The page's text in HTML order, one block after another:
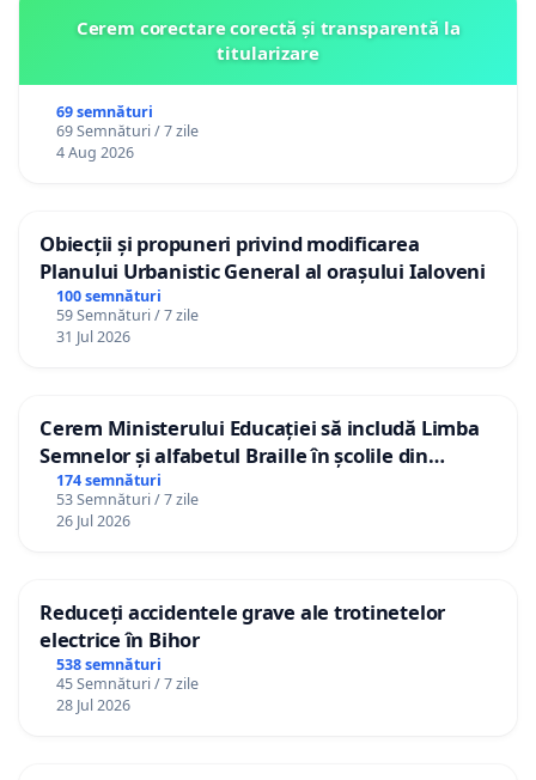
Cerem corectare corectă și transparentă la
titularizare
69 semnături
69 Semnături / 7 zile
4 Aug 2026
Obiecții și propuneri privind modificarea
Planului Urbanistic General al orașului Ialoveni
100 semnături
59 Semnături / 7 zile
31 Jul 2026
Cerem Ministerului Educației să includă Limba
Semnelor și alfabetul Braille în școlile din
Republica Moldova!
174 semnături
53 Semnături / 7 zile
26 Jul 2026
Reduceți accidentele grave ale trotinetelor
electrice în Bihor
538 semnături
45 Semnături / 7 zile
28 Jul 2026